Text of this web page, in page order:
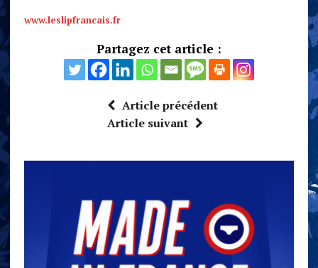
www.leslipfrancais.fr
Partagez cet article :
Article précédent
Article suivant